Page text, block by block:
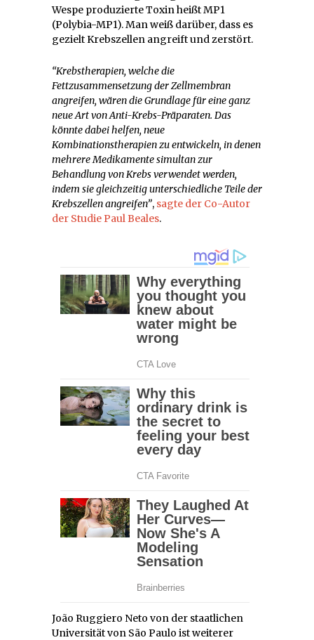
Wespe produzierte Toxin heißt MP1
(Polybia-MP1). Man weiß darüber, dass es
gezielt Krebszellen angreift und zerstört.
“Krebstherapien, welche die
Fettzusammensetzung der Zellmembran
angreifen, wären die Grundlage für eine ganz
neue Art von Anti-Krebs-Präparaten. Das
könnte dabei helfen, neue
Kombinationstherapien zu entwickeln, in denen
mehrere Medikamente simultan zur
Behandlung von Krebs verwendet werden,
indem sie gleichzeitig unterschiedliche Teile der
Krebszellen angreifen”, sagte der Co-Autor
der StudiePaul Beales.
João Ruggiero Neto von der staatlichen
Universität von São Paulo ist weiterer